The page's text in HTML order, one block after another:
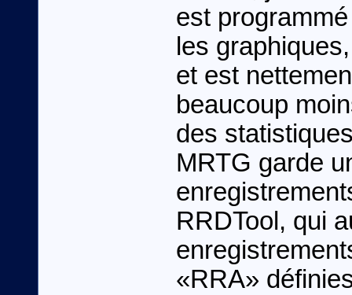
est
les
et est
beaucoup
des
MRTG garde
RRDTool, qui
«RRA»